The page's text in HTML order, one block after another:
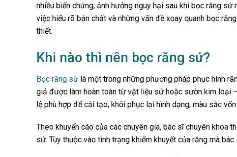
nhiều biến chứng, ảnh hưởng nguy hại sau khi bọc răng sứ
việc hiểu rõ bản chất và những vấn đề xoay quanh bọc
thiết.
Khi nào thì nên bọc răng sứ?
Bọc răng sứ là một trong những phương pháp phục hình
giả được làm hoàn toàn từ vật liệu sứ hoặc sườn kim loại
lệ phù hợp để cải tạo, khôi phục lại hình dạng, màu sắc
Theo khuyến cáo của các chuyên gia, bác sĩ chuyên khoa
sứ. Tùy thuộc vào tình trạng khiếm khuyết của răng mà